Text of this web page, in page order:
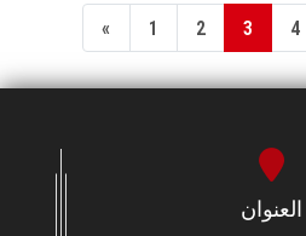
« 1 2 3 4
العنوان